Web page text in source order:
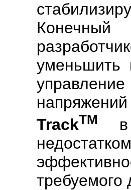
уменьшить
TrackTM
в
требуемого